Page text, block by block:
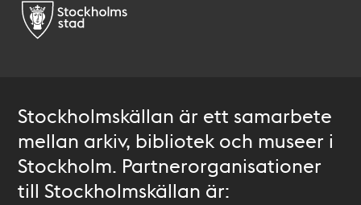
Stockholmskällan är ett samarbete
mellan arkiv, bibliotek och museer i
Stockholm. Partnerorganisationer
till Stockholmskällan är: